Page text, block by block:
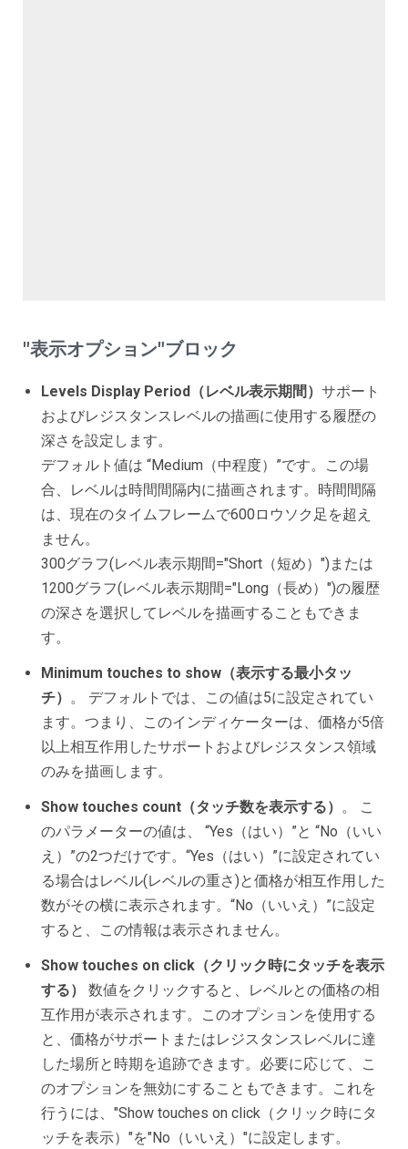
"表示オプション"ブロック
Levels Display Period（レベル表示期間） サポート
およびレジスタンスレベルの描画に使用する履歴の
深さを設定します。
デフォルト値は “Medium（中程度）”です。この場
合、レベルは時間間隔内に描画されます。時間間隔
は、現在のタイムフレームで600ロウソク足を超え
ません。
300グラフ(レベル表示期間="Short（短め）")または
1200グラフ(レベル表示期間="Long（長め）")の履歴
の深さを選択してレベルを描画することもできま
す。
Minimum touches to show（表示する最小タッ
チ） 。 デフォルトでは、この値は5に設定されてい
ます。つまり、このインディケーターは、価格が5倍
以上相互作用したサポートおよびレジスタンス領域
のみを描画します。
Show touches count（タッチ数を表示する） 。 こ
のパラメーターの値は、 “Yes（はい）”と “No（いい
え）”の2つだけです。“Yes（はい）”に設定されてい
る場合はレベル(レベルの重さ)と価格が相互作用した
数がその横に表示されます。“No（いいえ）”に設定
すると、この情報は表示されません。
Show touches on click（クリック時にタッチを表示
する）
数値をクリックすると、レベルとの価格の相
互作用が表示されます。このオプションを使用する
と、価格がサポートまたはレジスタンスレベルに達
した場所と時期を追跡できます。必要に応じて、こ
のオプションを無効にすることもできます。これを
行うには、"Show touches on click（クリック時にタ
ッチを表示）"を"No（いいえ）"に設定します。